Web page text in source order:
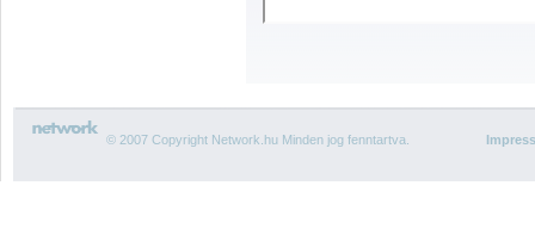
© 2007 Copyright Network.hu Minden jog fenntartva.